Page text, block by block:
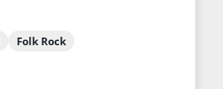
Folk Rock